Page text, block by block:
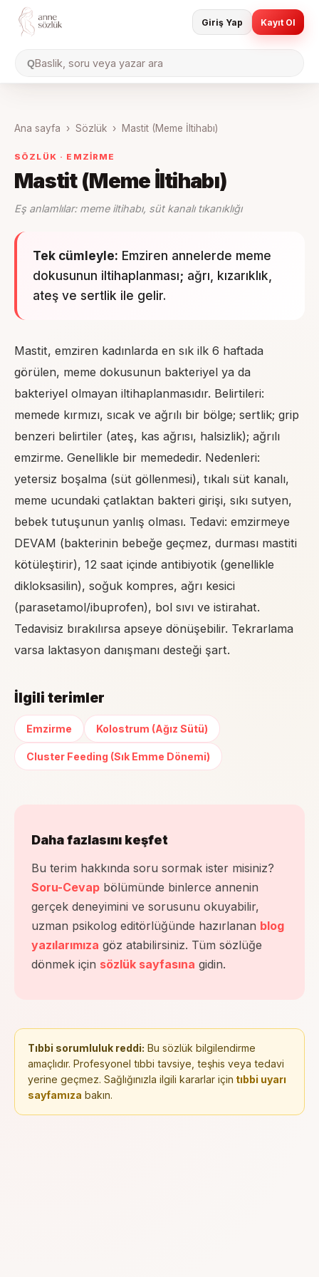
QBaslik, soru veya yazar ara
Giriş Yap Kayıt Ol
Ana sayfa › Sözlük › Mastit (Meme İltihabı)
SÖZLÜK · EMZIRME
Mastit (Meme İltihabı)
Eş anlamlılar: meme iltihabı, süt kanalı tıkanıklığı
Tek cümleyle: Emziren annelerde meme
dokusunun iltihaplanması; ağrı, kızarıklık,
ateş ve sertlik ile gelir.
Mastit, emziren kadınlarda en sık ilk 6 haftada
görülen, meme dokusunun bakteriyel ya da
bakteriyel olmayan iltihaplanmasıdır. Belirtileri:
memede kırmızı, sıcak ve ağrılı bir bölge; sertlik; grip
benzeri belirtiler (ateş, kas ağrısı, halsizlik); ağrılı
emzirme. Genellikle bir memededir. Nedenleri:
yetersiz boşalma (süt göllenmesi), tıkalı süt kanalı,
meme ucundaki çatlaktan bakteri girişi, sıkı sutyen,
bebek tutuşunun yanlış olması. Tedavi: emzirmeye
DEVAM (bakterinin bebeğe geçmez, durması mastiti
kötüleştirir), 12 saat içinde antibiyotik (genellikle
dikloksasilin), soğuk kompres, ağrı kesici
(parasetamol/ibuprofen), bol sıvı ve istirahat.
Tedavisiz bırakılırsa apseye dönüşebilir. Tekrarlama
varsa laktasyon danışmanı desteği şart.
İlgili terimler
Emzirme Kolostrum (Ağız Sütü)
Cluster Feeding (Sık Emme Dönemi)
Daha fazlasını keşfet
Bu terim hakkında soru sormak ister misiniz?
Soru-Cevap bölümünde binlerce annenin
gerçek deneyimini ve sorusunu okuyabilir,
uzman psikolog editörlüğünde hazırlanan blog
yazılarımıza göz atabilirsiniz. Tüm sözlüğe
dönmek için sözlük sayfasına gidin.
Tıbbi sorumluluk reddi: Bu sözlük bilgilendirme
amaçlıdır. Profesyonel tıbbi tavsiye, teşhis veya tedavi
yerine geçmez. Sağlığınızla ilgili kararlar için tıbbi uyarı
sayfamıza bakın.